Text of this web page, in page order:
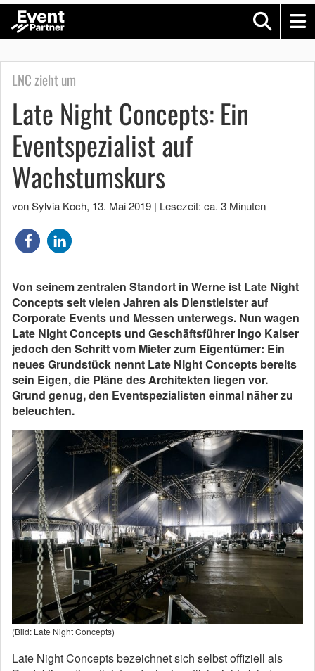
LNC zieht um
Late Night Concepts: Ein
Eventspezialist auf
Wachstumskurs
von Sylvia Koch, 13. Mai 2019 | Lesezeit: ca. 3 Minuten
Von seinem zentralen Standort in Werne ist Late Night
Concepts seit vielen Jahren als Dienstleister auf
Corporate Events und Messen unterwegs. Nun wagen
Late Night Concepts und Geschäftsführer Ingo Kaiser
jedoch den Schritt vom Mieter zum Eigentümer: Ein
neues Grundstück nennt Late Night Concepts bereits
sein Eigen, die Pläne des Architekten liegen vor.
Grund genug, den Eventspezialisten einmal näher zu
beleuchten.
(Bild: Late Night Concepts)
Late Night Concepts bezeichnet sich selbst offiziell als